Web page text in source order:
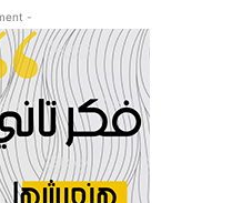
- Advertisement -